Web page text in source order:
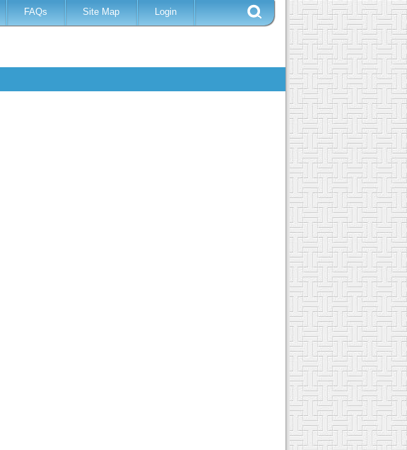
FAQs Site Map Login